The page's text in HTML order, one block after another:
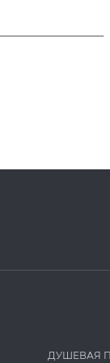
ДУШЕВАЯ